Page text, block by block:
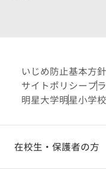
いじめ防止基本方針
サイトポリシー プ
明星大学明星小学校
在校生・保護者の方